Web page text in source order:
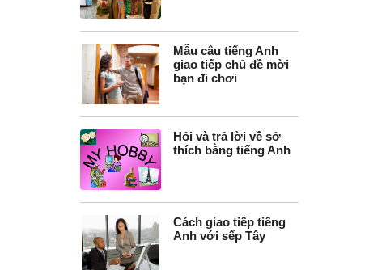
Mẫu câu tiếng Anh
giao tiếp chủ đề mời
bạn đi chơi
Hỏi và trả lời về sở
thích bằng tiếng Anh
Cách giao tiếp tiếng
Anh với sếp Tây